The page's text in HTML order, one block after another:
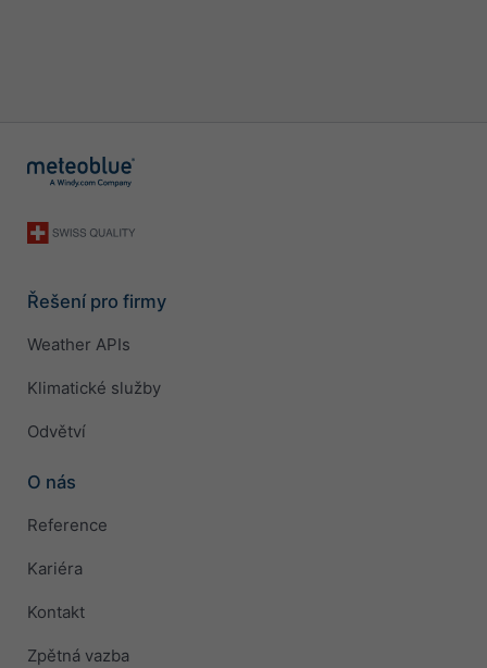
Řešení pro firmy
Weather APIs
Klimatické služby
Odvětví
O nás
Reference
Kariéra
Kontakt
Zpětná vazba